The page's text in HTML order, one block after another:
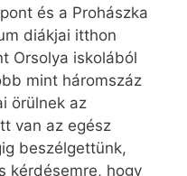
és a Prohászka
diákjai itthon
Orsolya iskolából
mint háromszáz
örülnek az
van az egész
beszélgettünk,
kérdésemre, hogy